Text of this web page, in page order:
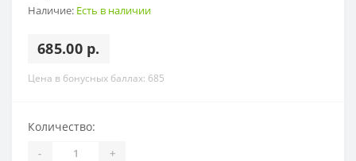
Наличие: Есть в наличии
685.00 р.
Цена в бонусных баллах: 685
Количество:
- +